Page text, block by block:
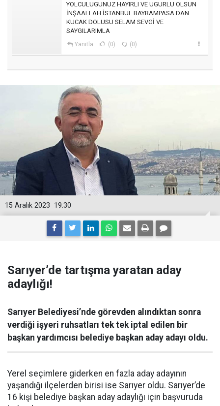
YOLCULUGUNUZ HAYIRLI VE UGURLU OLSUN
İNŞAALLAH İSTANBUL BAYRAMPASA DAN
KUCAK DOLUSU SELAM SEVGİ VE
SAYGILARIMLA
Yanıtla (0) (0)
19:30
15 Aralık 2023
Sarıyer’de tartışma yaratan aday
adaylığı!
Sarıyer Belediyesi’nde görevden alındıktan sonra
verdiği işyeri ruhsatları tek tek iptal edilen bir
başkan yardımcısı belediye başkan aday adayı oldu.
Yerel seçimlere giderken en fazla aday adayının
yaşandığı ilçelerden birisi ise Sarıyer oldu. Sarıyer’de
16 kişi belediye başkan aday adaylığı için başvuruda